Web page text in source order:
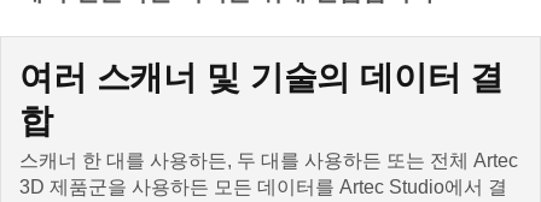
여러 스캐너 및 기술의 데이터 결
합
스캐너 한 대를 사용하든, 두 대를 사용하든 또는 전체 Artec
3D 제품군을 사용하든 모든 데이터를 Artec Studio에서 결